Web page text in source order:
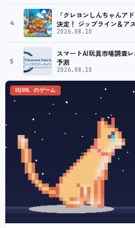
4
「クレヨンしんちゃんア
決定！ ジップライン＆ア
スト！ドキがムネムネ～大
2026.08.10
5
スマートAI玩具市場調査
予測
2026.08.10
SQOOL のゲーム